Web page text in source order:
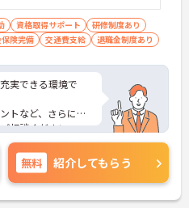
資格取得サポート
研修制度あり
険完備 交通費支給 退職金制度あり
実できる環境で
トなど、さらに詳
相談ください。
無料 紹介してもらう